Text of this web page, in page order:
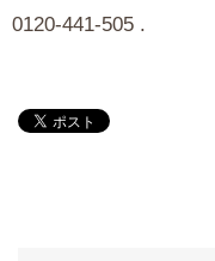
0120-441-505 .